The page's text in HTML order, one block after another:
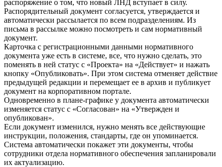
распоряжение о том, что новый ЛНД вступает в силу.
Распорядительный документ согласуется, утверждается и
автоматически рассылается по всем подразделениям. Из
письма в рассылке можно посмотреть и сам нормативный
документ.
Карточка с регистрационными данными нормативного
документа уже есть в системе, все, что нужно сделать, это
поменять в ней статус с «Проекта» на «Действует» и нажать
кнопку «Опубликовать». При этом система отменяет действие
предыдущей редакции и перемещает ее в архив и публикует
документ на корпоративном портале.
Одновременно в плане-графике у документа автоматически
изменяется статус с «Согласован» на «Утвержден и
опубликован».
Если документ изменился, нужно менять все действующие
инструкции, положения, стандарты, где он упоминается.
Система автоматически покажет эти документы, чтобы
сотрудники отдела нормативного обеспечения запланировали
их актуализацию.